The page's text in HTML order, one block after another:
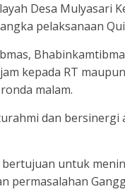
Desa Mulyasari
pelaksanaan
kepada RT
malam.
dan bersinergi
untuk
permasalahan